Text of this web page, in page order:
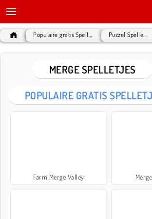
MERGE SPELLETJES
POPULAIRE GRATIS
Farm Merge Valley